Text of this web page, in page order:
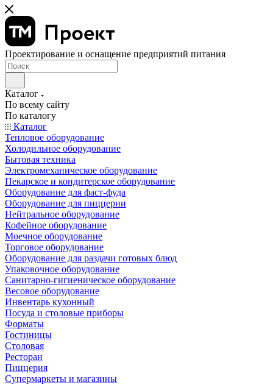
Проектирование и оснащение предприятий питания
Каталог
По всему сайту
По каталогу
Каталог
Тепловое оборудование
Холодильное оборудование
Бытовая техника
Электромеханическое оборудование
Пекарское и кондитерское оборудование
Оборудование для фаст-фуда
Оборудование для пиццерии
Нейтральное оборудование
Кофейное оборудование
Моечное оборудование
Торговое оборудование
Оборудование для раздачи готовых блюд
Упаковочное оборудование
Санитарно-гигиеническое оборудование
Весовое оборудование
Инвентарь кухонный
Посуда и столовые приборы
Форматы
Гостиницы
Столовая
Ресторан
Пиццерия
Супермаркеты и магазины